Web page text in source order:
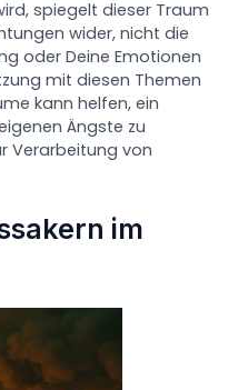
spiegelt dieser Traum
wider, nicht die
oder Deine Emotionen
mit diesen Themen
kann helfen, ein
Ängste zu
Verarbeitung von
im